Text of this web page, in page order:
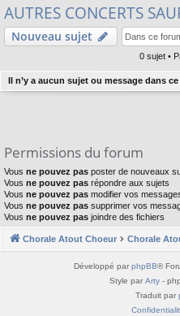
ra
pi
m
s
AUTRES CONCERTS
Nouveau sujet
0 sujet •
Il n’y a aucun sujet ou message dans
Permissions du forum
Vous ne pouvez pas poster de nouveaux
Vous ne pouvez pas répondre aux sujets
Vous ne pouvez pas modifier vos
Vous ne pouvez pas supprimer vos
Vous ne pouvez pas joindre des fichiers
Chorale Atout Choeur Chorale
Développé par phpBB®
Style par Arty -
Traduit par